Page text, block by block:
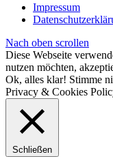
Impressum
Nach oben scrollen
Diese Webseite
nutzen möchten,
Ok, alles klar! Stimme
Privacy & Cookies
Schließen